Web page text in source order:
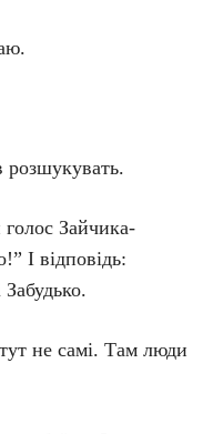
розшукувать.
голос Зайчика-
І відповідь:
не самі. Там люди